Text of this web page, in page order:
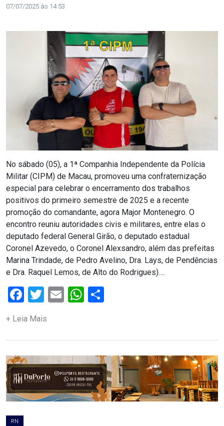
ARTIGO
ASSEMBLEIA
ASSEMBLEIA
VOCÊ
ASSEMBLEIA
LEGISLATIVA
DO
RN
ASSEMBLEIA
RN
ASSISTÊNCIA
Blog
BRASIL
CÂMARA
07/07/2025 às 14:53
No sábado (05), a 1ª Companhia Independente da Polícia
Militar (CIPM) de Macau, promoveu uma confraternização
especial para celebrar o encerramento dos trabalhos
positivos do primeiro semestre de 2025 e a recente
promoção do comandante, agora Major Montenegro. O
encontro reuniu autoridades civis e militares, entre elas o
deputado federal General Girão, o deputado estadual
Coronel Azevedo, o Coronel Alexsandro, além das prefeitas
Marina Trindade, de Pedro Avelino, Dra. Lays, de Pendências
e Dra. Raquel Lemos, de Alto do Rodrigues)….
Facebook
Twitter
EmailWhatsApp
+ Leia Mais
RN